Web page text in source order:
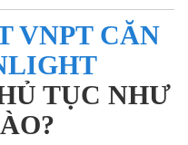
VNPT CĂN
TỤC NHƯ